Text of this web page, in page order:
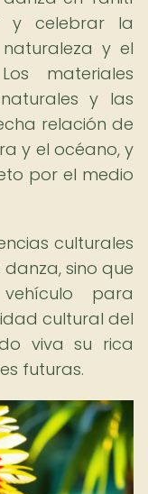
y celebrar la
y el
materiales
y las
relación de
y el océano, y
por el medio
culturales
sino que
para
cultural del
viva su rica
futuras.